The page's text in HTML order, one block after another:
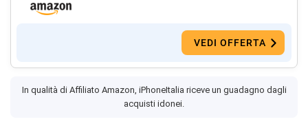
VEDI OFFERTA
In qualità di Affiliato Amazon, iPhoneItalia riceve un guadagno dagli
acquisti idonei.